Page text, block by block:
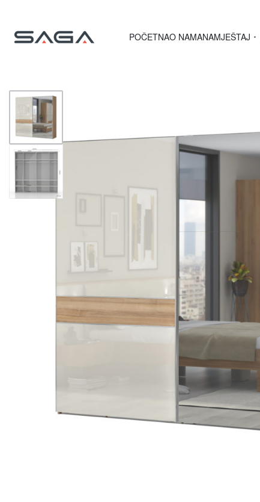
POČETNAO NAMANAMJEŠTAJ